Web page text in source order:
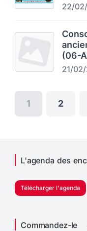
22/
(06-
21/
1 2
L'agenda des
Télécharger l'agenda
Commandez-le